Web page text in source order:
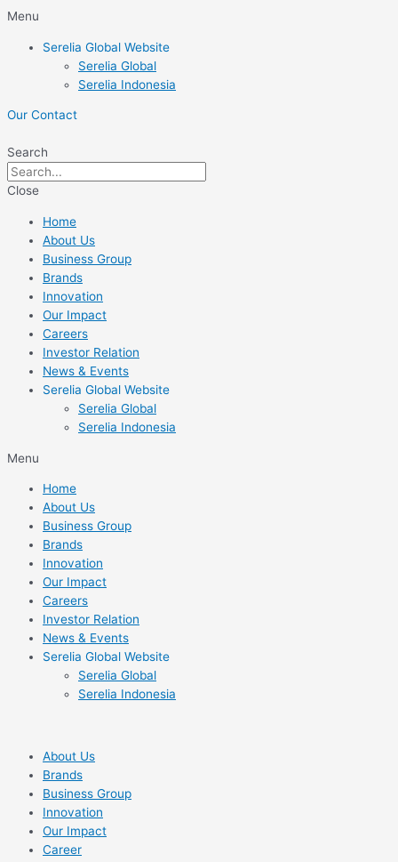
Skip
content
Menu
Serelia Global Website
Serelia Global
Serelia Indonesia
Our Contact
Search
Close
Home
About Us
Business Group
Brands
Innovation
Our Impact
Careers
Investor Relation
News & Events
Serelia Global Website
Serelia Global
Serelia Indonesia
Menu
Home
About Us
Business Group
Brands
Innovation
Our Impact
Careers
Investor Relation
News & Events
Serelia Global Website
Serelia Global
Serelia Indonesia
About Us
Brands
Business Group
Innovation
Our Impact
Career